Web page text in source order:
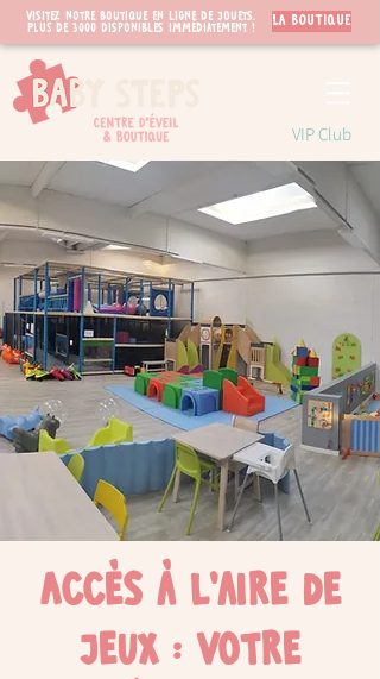
Visitez notre boutique en ligne de jouets.
PLUS de 3000 disponibles immédiatement !
LA BOUTIQUE
VIP Club
Accès à l'aire de
jeux : Votre